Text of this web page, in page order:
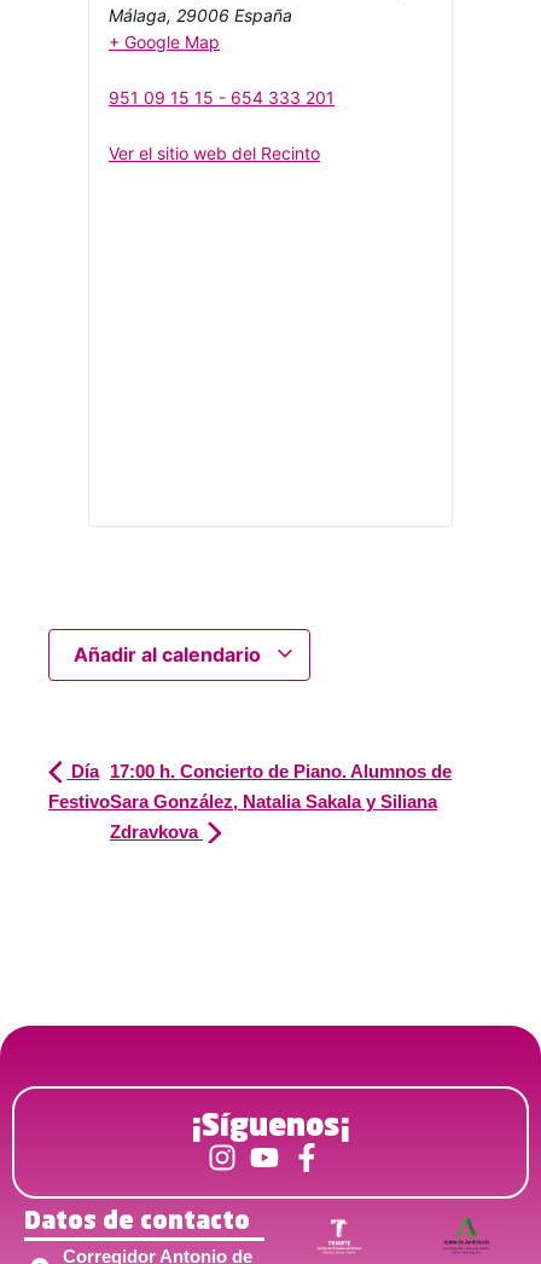
Málaga, 29006 España
+ Google Map
951 09 15 15 - 654 333 201
Ver el sitio web del Recinto
Añadir al calendario
Día
Festivo
17:00 h. Concierto de Piano. Alumnos de
Sara González, Natalia Sakala y Siliana
Zdravkova
¡Síguenos¡
Datos de contacto
Corregidor Antonio de